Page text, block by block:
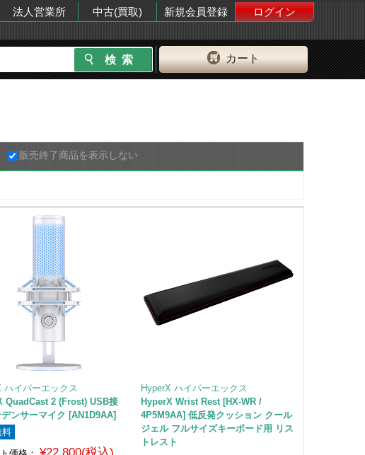
法人営業所 中古(買取) 新規会員登録
ログイン
カート
販売終了商品を表示しない
ハイパーエックス
QuadCast 2 (Frost) USB接
ンサーマイク [AN1D9AA]
料
HyperX ハイパーエックス
HyperX Wrist Rest [HX-WR /
4P5M9AA] 低反発クッション クール
ジェル フルサイズキーボード用 リス
トレスト